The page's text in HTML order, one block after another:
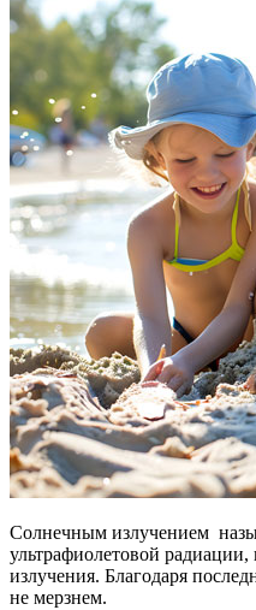
Солнечным излучением
ультрафиолетовой
излучения. Благодаря
не мерзнем.